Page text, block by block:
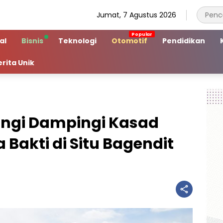
Jumat, 7 Agustus 2026
Bisnis Teknologi Otomotif Pendidikan
Unik
Dampingi Kasad
Bakti di Situ Bagendit